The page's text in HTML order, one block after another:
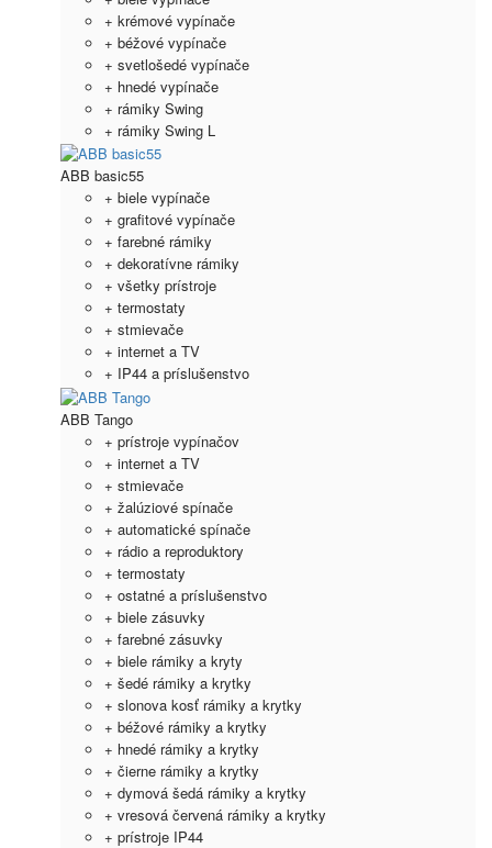
+ krémové vypínače
+ béžové vypínače
+ svetlošedé vypínače
+ hnedé vypínače
+ rámiky Swing
+ rámiky Swing L
ABB basic55
+ biele vypínače
+ grafitové vypínače
+ farebné rámiky
+ dekoratívne rámiky
+ všetky prístroje
+ termostaty
+ stmievače
+ internet a TV
+ IP44 a príslušenstvo
ABB Tango
+ prístroje vypínačov
+ internet a TV
+ stmievače
+ žalúziové spínače
+ automatické spínače
+ rádio a reproduktory
+ termostaty
+ ostatné a príslušenstvo
+ biele zásuvky
+ farebné zásuvky
+ biele rámiky a kryty
+ šedé rámiky a krytky
+ slonova kosť rámiky a krytky
+ béžové rámiky a krytky
+ hnedé rámiky a krytky
+ čierne rámiky a krytky
+ dymová šedá rámiky a krytky
+ vresová červená rámiky a krytky
+ prístroje IP44